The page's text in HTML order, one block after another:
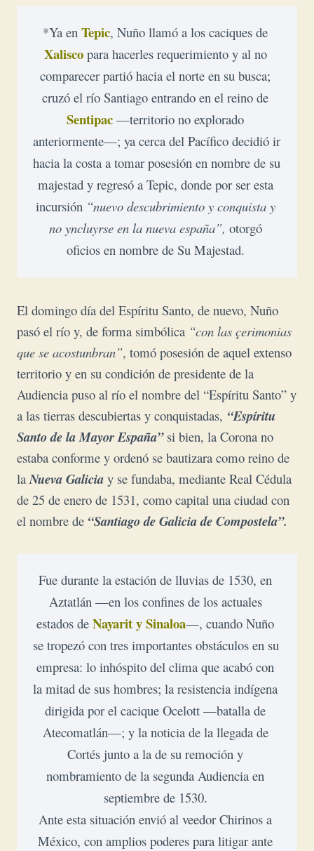
*Ya en Tepic
Xalisco para hacerles requerimiento y al no
comparecer partió hacia el norte en su busca;
Sentipac —territorio no explorado
anteriormente—; ya cerca del Pacífico decidió ir
hacia la costa a tomar posesión en nombre de su
majestad y regresó a Tepic, donde por ser esta
incursión “nuevo descubrimiento y conquista y
no yncluyrse en la nueva españa”, otorgó
oficios en nombre de Su Majestad.
El domingo día del Espíritu Santo, de nuevo, Nuño
pasó el río y, de forma simbólica “con las çerimonias
que se acostunbran”, tomó posesión de aquel extenso
territorio y en su condición de presidente de la
Audiencia puso al río el nombre del “Espíritu Santo” y
a las tierras descubiertas y conquistadas, “Espíritu
Santo de la Mayor España”si bien, la Corona no
estaba conforme y ordenó se bautizara como reino de
la Nueva Galicia y se fundaba, mediante Real Cédula
de 25 de enero de 1531, como capital una ciudad con
el nombre de “Santiago de Galicia de Compostela”.
Fue durante la estación de lluvias de 1530, en
Aztatlán —en los confines de los actuales
estados de Nayarit y Sinaloa—, cuando Nuño
se tropezó con tres importantes obstáculos en su
empresa: lo inhóspito del clima que acabó con
la mitad de sus hombres; la resistencia indígena
dirigida por el cacique Ocelott —batalla de
Atecomatlán—; y la noticia de la llegada de
Cortés junto a la de su remoción y
nombramiento de la segunda Audiencia en
septiembre de 1530.
Ante esta situación envió al veedor Chirinos a
México, con amplios poderes para litigar ante